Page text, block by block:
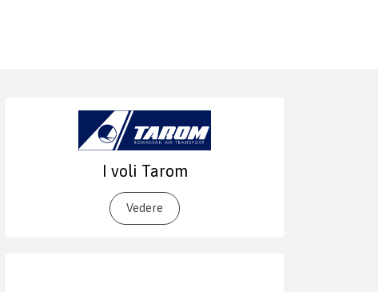
I voli Tarom
Vedere